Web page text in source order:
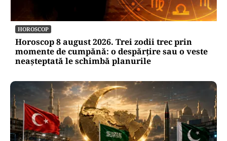
HOROSCOP
Horoscop 8 august 2026. Trei zodii trec prin
momente de cumpănă: o despărțire sau o veste
neașteptată le schimbă planurile